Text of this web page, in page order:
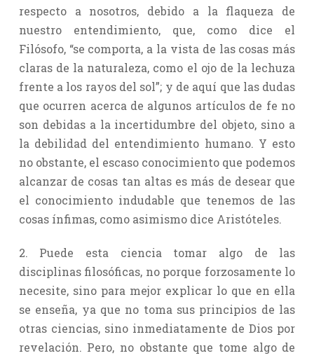
respecto a nosotros, debido a la flaqueza de
nuestro entendimiento, que, como dice el
Filósofo, “se comporta, a la vista de las cosas más
claras de la naturaleza, como el ojo de la lechuza
frente a los rayos del sol”; y de aquí que las dudas
que ocurren acerca de algunos artículos de fe no
son debidas a la incertidumbre del objeto, sino a
la debilidad del entendimiento humano. Y esto
no obstante, el escaso conocimiento que podemos
alcanzar de cosas tan altas es más de desear que
el conocimiento indudable que tenemos de las
cosas ínfimas, como asimismo dice Aristóteles.
2. Puede esta ciencia tomar algo de las
disciplinas filosóficas, no porque forzosamente lo
necesite, sino para mejor explicar lo que en ella
se enseña, ya que no toma sus principios de las
otras ciencias, sino inmediatamente de Dios por
revelación. Pero, no obstante que tome algo de